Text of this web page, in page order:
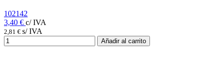
102142
3,40 € c/ IVA
2,81 € s/ IVA
Añadir al carrito